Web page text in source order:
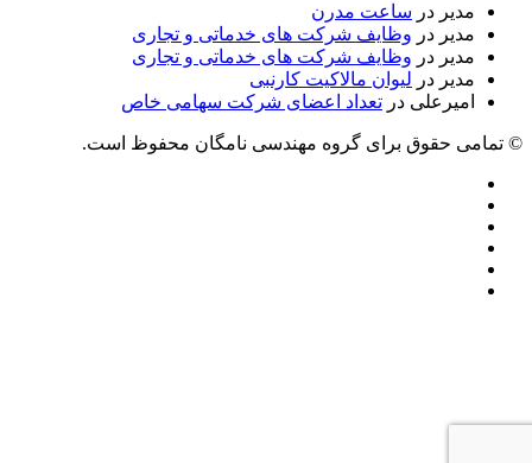
مدیر در ساعت مدرن
مدیر در وظایف شرکت های خدماتی و تجاری
مدیر در وظایف شرکت های خدماتی و تجاری
مدیر در لیوان مالاکیت کارنبی
امیرعلی در تعداد اعضای شرکت سهامی خاص
© تمامی حقوق برای گروه مهندسی نامگان محفوظ است.